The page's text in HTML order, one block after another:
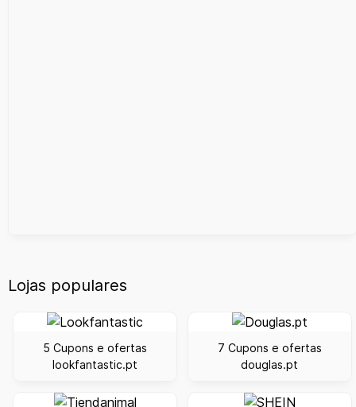
Lojas populares
5 Cupons e ofertas
lookfantastic.pt
7 Cupons e ofertas
douglas.pt